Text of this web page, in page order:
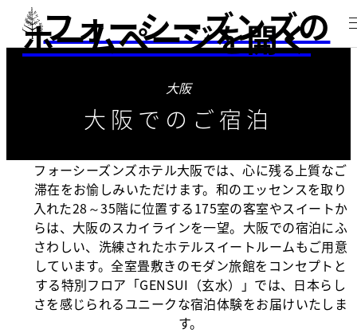
フォーシーズンズの
ホームページを開く
大阪
大阪でのご宿泊
フォーシーズンズホテル大阪では、心に残る上質なご
滞在をお愉しみいただけます。和のエッセンスを取り
入れた28～35階に位置する175室の客室やスイートか
らは、大阪のスカイラインを一望。大阪での宿泊にふ
さわしい、洗練されたホテルスイートルームもご用意
しています。全室畳敷きのモダン旅館をコンセプトと
する特別フロア「GENSUI（玄水）」では、日本らし
さを感じられるユニークな宿泊体験をお届けいたしま
す。